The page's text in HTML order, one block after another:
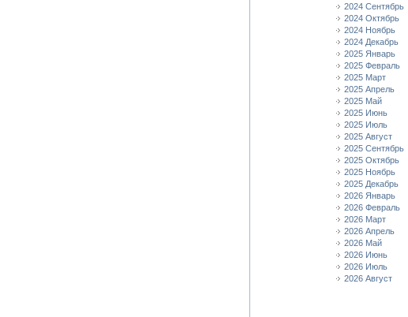
2024 Сентябрь
2024 Октябрь
2024 Ноябрь
2024 Декабрь
2025 Январь
2025 Февраль
2025 Март
2025 Апрель
2025 Май
2025 Июнь
2025 Июль
2025 Август
2025 Сентябрь
2025 Октябрь
2025 Ноябрь
2025 Декабрь
2026 Январь
2026 Февраль
2026 Март
2026 Апрель
2026 Май
2026 Июнь
2026 Июль
2026 Август